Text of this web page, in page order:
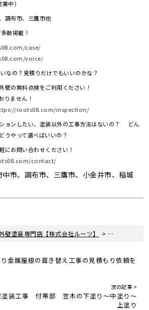
中）
調布市、三鷹市他
数掲載！
case/
voice/
なの？見積りだけでもいいのかな？
の無料点検をご利用ください！
りません！
roots08.com/inspection/
ョンしたい、塗装以外の工事方法はないの？ どん
やって選べばいいの？
お問い合わせください！
contact/
市、調布市、三鷹市、小金井市、稲城
壁塗装専門店【株式会社ルーツ】 > 新着情報
金属屋根の葺き替え工事の見積もり依頼を
次の記事 >
装工事 付帯部 笠木の下塗り〜中塗り〜
上塗り